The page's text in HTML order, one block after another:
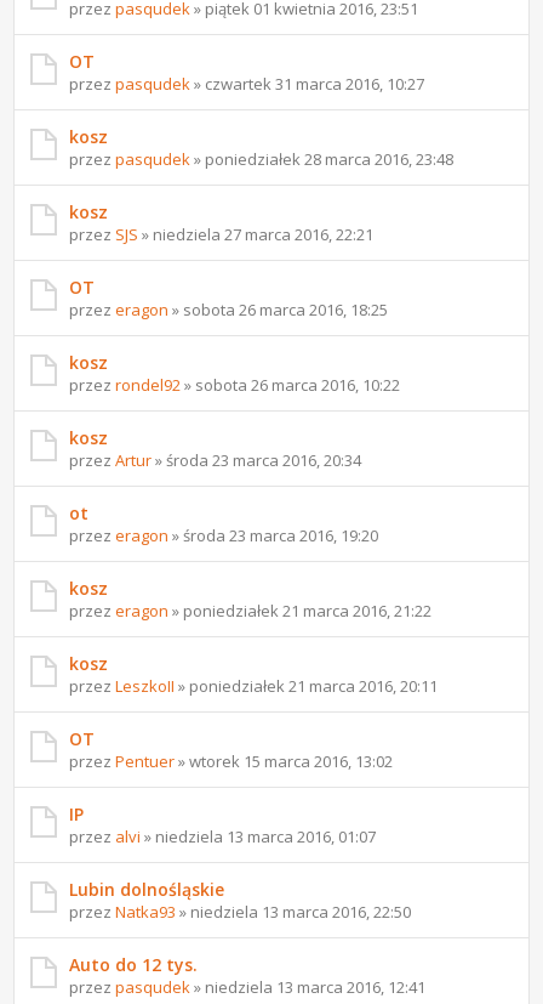
przezpasqudek » piątek 01 kwietnia 2016, 23:51
OT
przezpasqudek » czwartek 31 marca 2016, 10:27
kosz
przezpasqudek » poniedziałek 28 marca 2016, 23:48
kosz
przez SJS » niedziela 27 marca 2016, 22:21
OT
przezeragon » sobota 26 marca 2016, 18:25
kosz
przezrondel92 » sobota 26 marca 2016, 10:22
kosz
przezArtur» środa 23 marca 2016, 20:34
ot
przezeragon » środa 23 marca 2016, 19:20
kosz
przezeragon » poniedziałek 21 marca 2016, 21:22
kosz
przezLeszkoII » poniedziałek 21 marca 2016, 20:11
OT
przezPentuer» wtorek 15 marca 2016, 13:02
IP
przez alvi » niedziela 13 marca 2016, 01:07
Lubin dolnośląskie
przezNatka93 » niedziela 13 marca 2016, 22:50
Auto do 12 tys.
przezpasqudek » niedziela 13 marca 2016, 12:41